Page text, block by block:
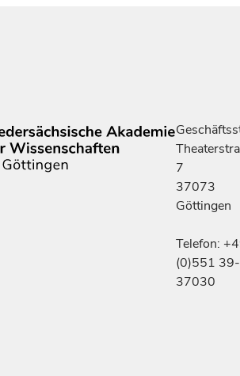
7
37073
Göttingen
Telefon:
(0)551 39-
37030